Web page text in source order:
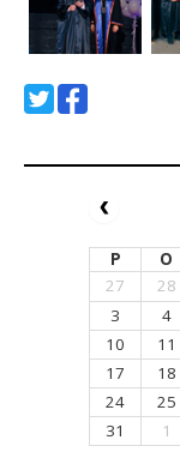
P O
27
28
3
4
10
11
17
18
24
25
31
1